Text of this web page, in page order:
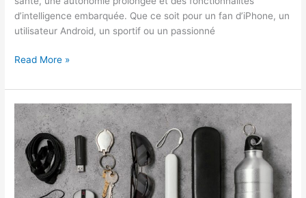
d’intelligence embarquée. Que ce soit pour un fan d’iPhone, un
utilisateur Android, un sportif ou un passionné
Montres
Noël 2025
:
6
modèles
incontournables
Read More »